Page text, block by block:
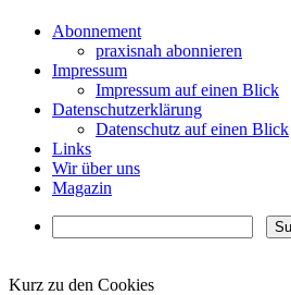
Abonnement
praxisnah abonnieren
Impressum
Impressum auf einen Blick
Datenschutzerklärung
Datenschutz auf einen Blick
Links
Wir über uns
Magazin
Kurz zu den Cookies